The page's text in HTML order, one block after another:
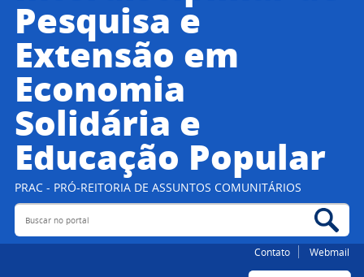
Pesquisa e
Extensão em
Economia
Solidária e
Educação Popular
PRAC - PRÓ-REITORIA DE ASSUNTOS COMUNITÁRIOS
Buscar no portal
Contato Webmail